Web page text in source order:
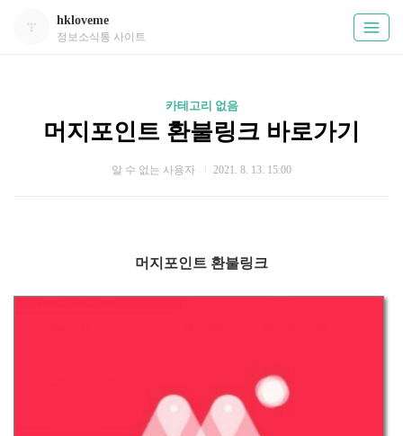
hkloveme
정보소식통 사이트
카테고리 없음
머지포인트 환불링크 바로가기
알 수 없는 사용자 2021. 8. 13. 15:00
머지포인트 환불링크